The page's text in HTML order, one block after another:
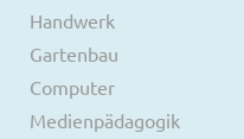
Handwerk
Gartenbau
Computer
Medienpädagogik